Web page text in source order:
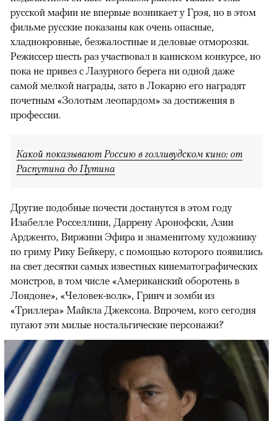
русской мафии не впервые возникает у Грэя, но в этом
фильме русские показаны как очень опасные,
хладнокровные, безжалостные и деловые отморозки.
Режиссер шесть раз участвовал в каннском конкурсе, но
пока не привез с Лазурного берега ни одной даже
самой мелкой награды, зато в Локарно его наградят
почетным «Золотым леопардом» за достижения в
профессии.
Какой показывают Россию в голливудском кино: от
Распутина до Путина
Другие подобные почести достанутся в этом году
Изабелле Росселлини, Даррену Аронофски, Азии
Ардженто, Виржини Эфира и знаменитому художнику
по гриму Рику Бейкеру, с помощью которого появились
на свет десятки самых известных кинематографических
монстров, в том числе «Американский оборотень в
Лондоне», «Человек-волк», Гринч и зомби из
«Триллера» Майкла Джексона. Впрочем, кого сегодня
пугают эти милые ностальгические персонажи?